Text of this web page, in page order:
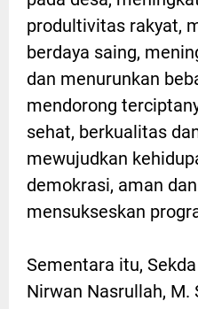
produltivitas rakyat,
berdaya saing,
dan menurunkan
mendorong
sehat, berkualitas
mewujudkan
demokrasi, aman
mensukseskan
Sementara itu,
Nirwan Nasrullah, M.